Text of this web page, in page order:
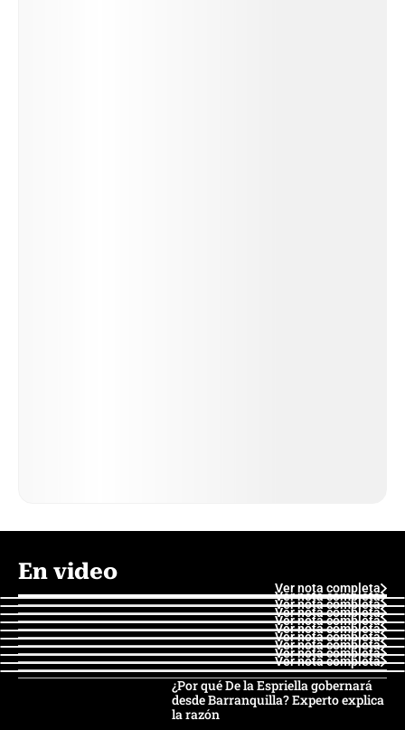
En video
Ver nota completa
Ver nota completa
Ver nota completa
Ver nota completa
Ver nota completa
Ver nota completa
Ver nota completa
Ver nota completa
Ver nota completa
Ver nota completa
¿Por qué De la Espriella gobernará
desde Barranquilla? Experto explica
la razón